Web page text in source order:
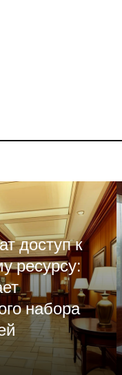
доступ к
ресурсу:
набора